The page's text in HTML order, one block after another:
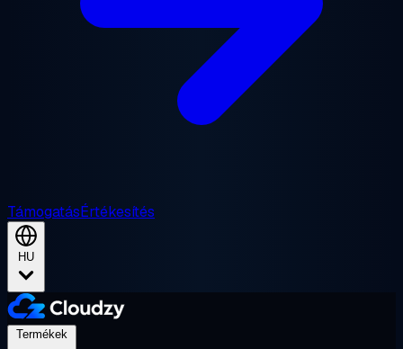
TámogatásÉrtékesítés
HU